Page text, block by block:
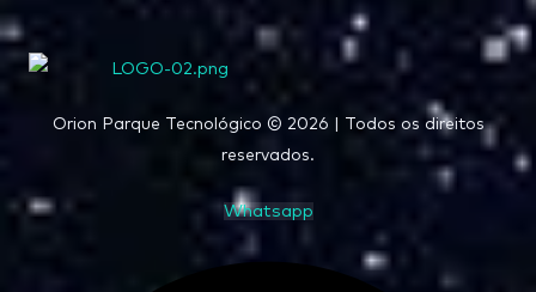
Orion Parque Tecnológico © 2026 | Todos os direitos
reservados.
Whatsapp